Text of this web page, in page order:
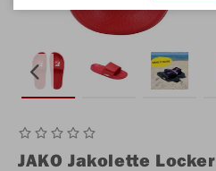
JAKO Jakolette Locker